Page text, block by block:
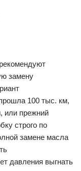
замену
100 тыс. км,
или прежний
строго по
замене масла
давления выгнать